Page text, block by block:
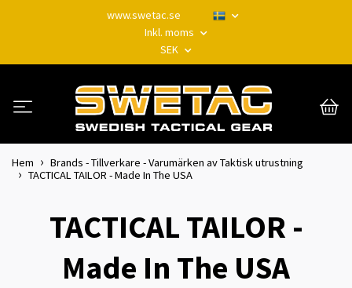
www.swetac.se
Inkl. moms
SEK
Hem
Brands - Tillverkare - Varumärken av Taktisk utrustning
TACTICAL TAILOR - Made In The USA
TACTICAL TAILOR -
Made In The USA